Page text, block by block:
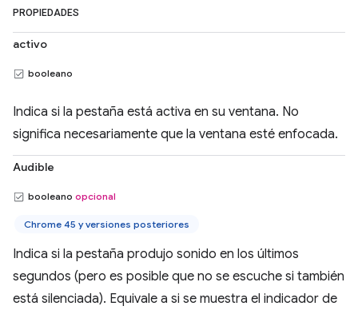
PROPIEDADES
activo
booleano
Indica si la pestaña está activa en su ventana. No
significa necesariamente que la ventana esté enfocada.
Audible
booleano opcional
Chrome 45 y versiones posteriores
Indica si la pestaña produjo sonido en los últimos
segundos (pero es posible que no se escuche si también
está silenciada). Equivale a si se muestra el indicador de